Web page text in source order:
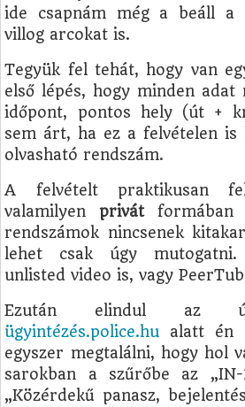
ide csapnám még a beáll a
villog arcokat is.
Tegyük fel tehát, hogy van
első lépés, hogy minden adat
időpont, pontos hely (út +
sem árt, ha ez a felvételen is
olvasható rendszám.
A felvételt praktikusan
valamilyenprivátformában
rendszámok nincsenek
lehet csak úgy mutogatni.
unlisted video is, vagy
Ezután elindul az
ügyintézés.police.hu alatt én
egyszer megtalálni, hogy hol
sarokban a szűrőbe az
„Közérdekű panasz,